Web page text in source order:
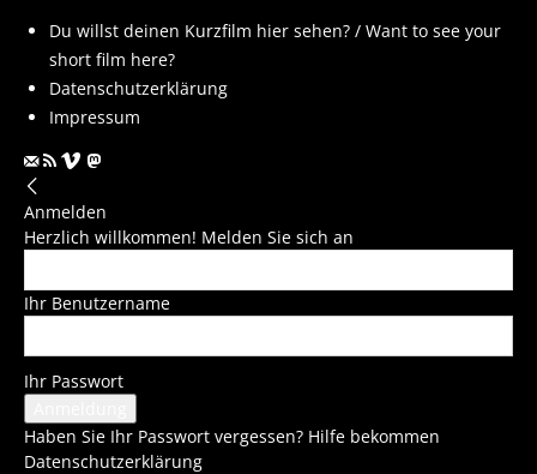
Du willst deinen Kurzfilm hier sehen? / Want to see your
short film here?
Datenschutzerklärung
Impressum
Anmelden
Herzlich willkommen! Melden Sie sich an
Ihr Benutzername
Ihr Passwort
Haben Sie Ihr Passwort vergessen? Hilfe bekommen
Datenschutzerklärung